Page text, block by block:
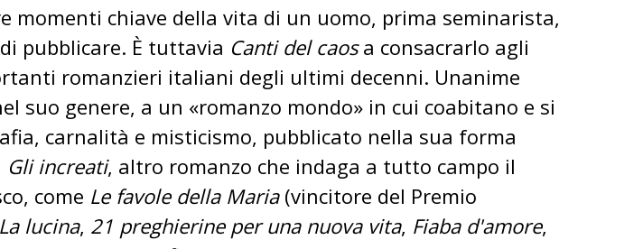
momenti chiave della vita di un uomo, prima seminarista,
pubblicare. È tuttavia Canti del caosa consacrarlo agli
romanzieri italiani degli ultimi decenni. Unanime
suo genere, a un «romanzo mondo» in cui coabitano e si
carnalità e misticismo, pubblicato nella sua forma
Gli increati, altro romanzo che indaga a tutto campo il
come Le favole della Maria (vincitore del Premio
La lucina, 21 preghierine per una nuova vita, Fiaba d'amore,